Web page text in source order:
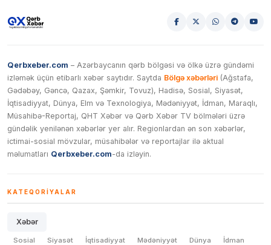
Qerbxeber.com – Azərbaycanın qərb bölgəsi və ölkə üzrə gündəmi
izləmək üçün etibarlı xəbər saytıdır. Saytda Bölgə xəbərləri (Ağstafa,
Gədəbəy, Gəncə, Qazax, Şəmkir, Tovuz), Hadisə, Sosial, Siyasət,
İqtisadiyyat, Dünya, Elm və Texnologiya, Mədəniyyət, İdman, Maraqlı,
Müsahibə-Reportaj, QHT Xəbər və Qərb Xəbər TV bölmələri üzrə
gündəlik yenilənən xəbərlər yer alır. Regionlardan ən son xəbərlər,
ictimai-sosial mövzular, müsahibələr və reportajlar ilə aktual
məlumatları Qerbxeber.com-da izləyin.
KATEQORIYALAR
Xəbər
Sosial Siyasət İqtisadiyyat Mədəniyyət Dünya İdman